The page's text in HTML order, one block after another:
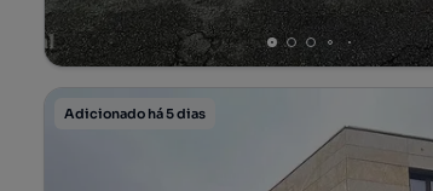
Adicionado há 5 dias